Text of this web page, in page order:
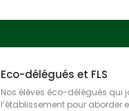
Eco-délégués et FLS
Nos élèves éco-délégués qui
l’établissement pour aborder